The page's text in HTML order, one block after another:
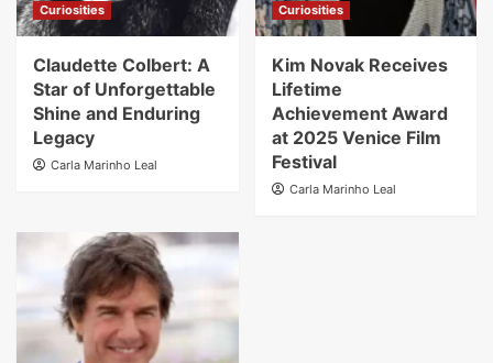
Curiosities
Claudette Colbert: A
Star of Unforgettable
Shine and Enduring
Legacy
Carla Marinho Leal
Curiosities
Kim Novak Receives
Lifetime
Achievement Award
at 2025 Venice Film
Festival
Carla Marinho Leal